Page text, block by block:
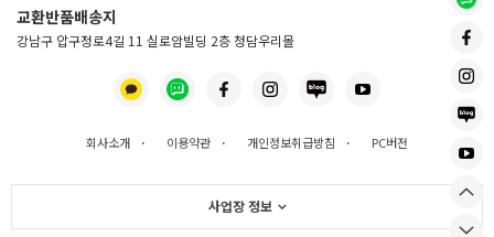
교환반품배송지
강남구 압구정로4길 11 실로암빌딩 2층 청담우리몰
회사소개 · 이용약관 · 개인정보취급방침 · PC버전
사업장 정보